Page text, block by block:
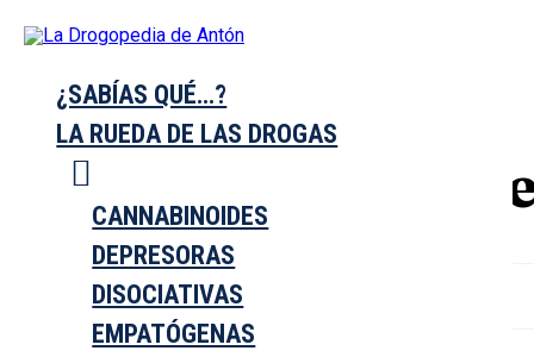
Entrevistas en Podcast- Carne Cruda T10X71
¿Crea adicción
INICIO
¿SABÍAS QUÉ…?
LA RUEDA DE LAS DROGAS
CANNABINOIDES
DEPRESORAS
DISOCIATIVAS
EMPATÓGENAS